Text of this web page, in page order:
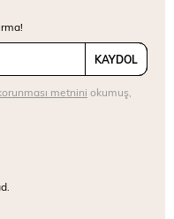
KAYDOL
metnini okumuş,